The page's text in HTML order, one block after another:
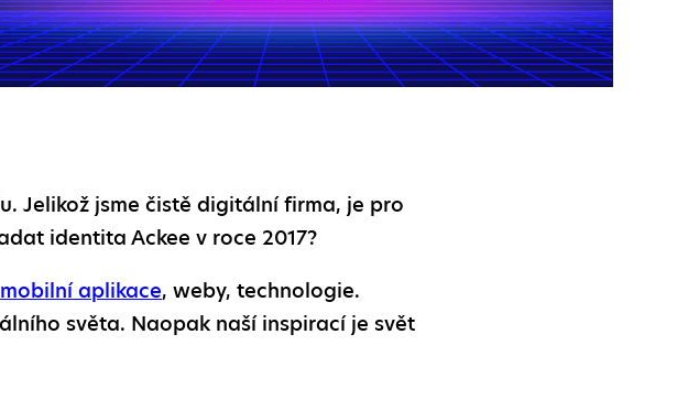
Jelikož jsme čistě digitální firma, je pro
identita Ackee v roce 2017?
mobilní aplikace, weby, technologie.
světa. Naopak naší inspirací je svět